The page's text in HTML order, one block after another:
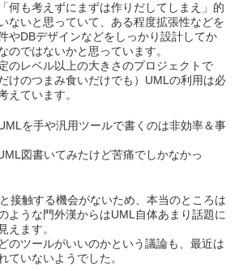
何も考えずにまずは作りだしてしまえ」的
ないと思っていて、ある程度拡張性などを
やDBデザインなどをしっかり設計してか
のではないかと思っています。
のレベル以上の大きさのプロジェクトで
けのつまみ食いだけでも）UMLの利用は必
えています。
を手や汎用ツールで書くのは非効率＆事
図書いてみたけど苦痛でしかなかっ
接触する機会がないため、本当のところは
ような門外漢からはUML自体あまり話題に
えます。
のツールがいいのかという議論も、最近は
ていないようでした。